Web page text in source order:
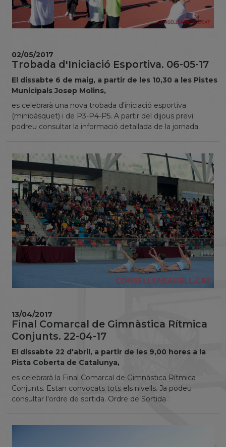
Trobada d'Iniciació Esportiva. 06-05-17
El dissabte 6 de maig, a partir de les 10,30 a les Pistes
Municipals Josep Molins,
es celebrarà una nova trobada d'iniciació esportiva
(minibàsquet) i de P3-P4-P5. A partir del dijous previ
podreu consultar la informació detallada de la jornada.
02/05/2017
Final Comarcal de Gimnàstica Rítmica
Conjunts. 22-04-17
El dissabte 22 d'abril, a partir de les 9,00 hores a la
Pista Coberta de Catalunya,
es celebrarà la Final Comarcal de Gimnàstica Rítmica
Conjunts. Estan convocats tots els nivells. Ja podeu
consultar l'ordre de sortida. Ordre de Sortida
13/04/2017